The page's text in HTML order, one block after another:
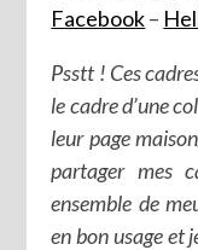
Facebook–
Psstt ! Ces
le cadre d’une
leur page
partager mes
ensemble de
en bon usage et